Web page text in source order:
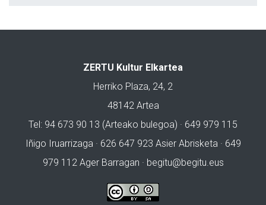
ZERTU Kultur Elkartea
Herriko Plaza, 24, 2
48142 Artea
Tel: 94 673 90 13 (Arteako bulegoa) · 649 979 115
Iñigo Iruarrizaga · 626 647 923 Asier Abrisketa · 649
979 112 Ager Barragan · begitu@begitu.eus